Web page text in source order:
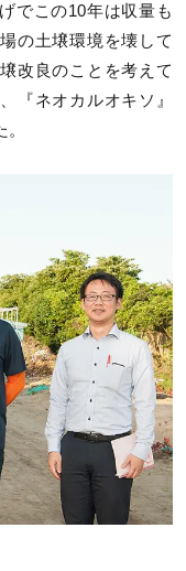
でこの10年は収量も
の土壌環境を壊して
改良のことを考えて
『ネオカルオキソ』